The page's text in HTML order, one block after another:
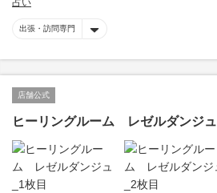
占い
出張・訪問専門
店舗公式
ヒーリングルーム レゼルダンジュ